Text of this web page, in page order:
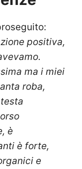
positiva,
ma i miei
roba,
è
è forte,
e